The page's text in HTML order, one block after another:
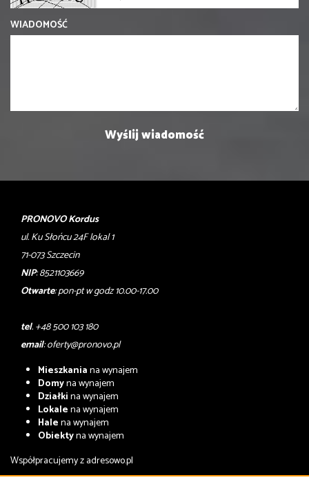
WIADOMOŚĆ
PRONOVO Kordus
ul. Ku Słońcu 24F lokal 1
71-073 Szczecin
NIP: 8521103669
Otwarte: pon-pt w godz 10.00-17.00
tel. +48 500 103 180
email:oferty@pronovo.pl
Mieszkaniana wynajem
Domyna wynajem
Działkina wynajem
Lokalena wynajem
Halena wynajem
Obiektyna wynajem
Współpracujemy zadresowo.pl